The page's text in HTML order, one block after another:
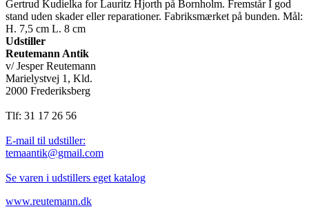
Gertrud Kudielka for Lauritz Hjorth på Bornholm. Fremstår I god
stand uden skader eller reparationer. Fabriksmærket på bunden. Mål:
H. 7,5 cm L. 8 cm
Udstiller
Reutemann Antik
v/ Jesper Reutemann
Marielystvej 1, Kld.
2000 Frederiksberg
Tlf: 31 17 26 56
E-mail til udstiller:
temaantik@gmail.com
Se varen i udstillers eget katalog
www.reutemann.dk